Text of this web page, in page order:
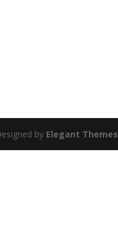
by Elegant Themes